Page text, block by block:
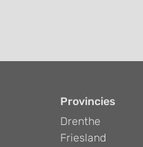
Provincies
Drenthe
Friesland